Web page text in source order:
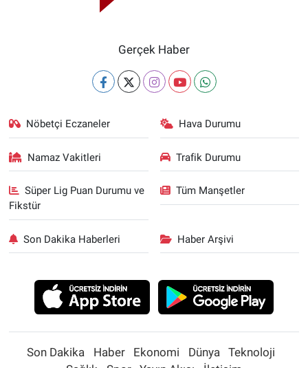
Gerçek Haber
Nöbetçi Eczaneler Hava Durumu
Namaz Vakitleri Trafik Durumu
Süper Lig Puan Durumu ve
Fikstür
Tüm Manşetler
Son Dakika Haberleri Haber Arşivi
Son Dakika Haber Ekonomi Dünya
Teknoloji